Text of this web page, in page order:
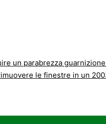
un parabrezza guarnizione
le finestre in un